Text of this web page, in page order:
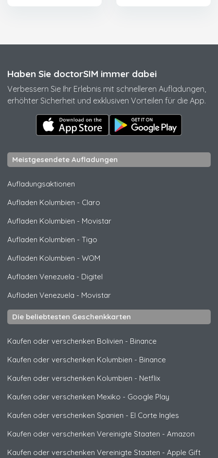
Haben Sie doctorSIM immer dabei
Verbessern Sie Ihr Erlebnis mit schnelleren Aufladungen,
erhöhter Sicherheit und exklusiven Vorteilen für die App.
Meistgesendete Aufladungen
Aufladungsaktionen
Aufladen Kolumbien - Claro
Aufladen Kolumbien - Movistar
Aufladen Kolumbien - Tigo
Aufladen Kolumbien - WOM
Aufladen Venezuela - Digitel
Aufladen Venezuela - Movistar
Die beliebtesten Geschenkkarten
Kaufen oder verschenken Bolivien - Binance
Kaufen oder verschenken Kolumbien - Binance
Kaufen oder verschenken Kolumbien - Netflix
Kaufen oder verschenken Mexiko - Google Play
Kaufen oder verschenken Spanien - El Corte Ingles
Kaufen oder verschenken Vereinigte Staaten - Amazon
Kaufen oder verschenken Vereinigte Staaten - Apple Gift